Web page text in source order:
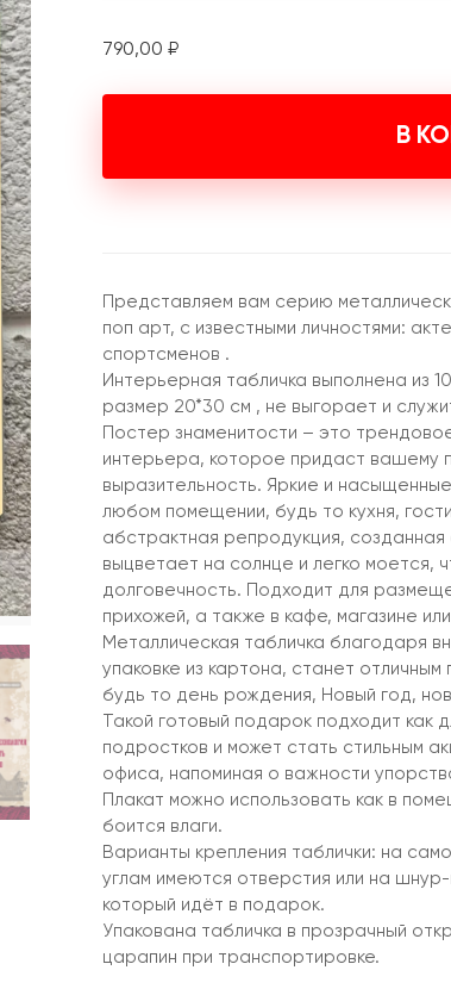
790,00 ₽
В
Представляем вам серию
поп арт, с известными личностями:
спортсменов .
Интерьерная табличка выполнена из
размер 20*30 см , не выгорает и
Постер знаменитости – это
интерьера, которое придаст вашему
выразительность. Яркие и
любом помещении, будь то кухня,
абстрактная репродукция,
выцветает на солнце и легко моется,
долговечность. Подходит для
прихожей, а также в кафе, магазине
Металлическая табличка благодаря
упаковке из картона, станет
будь то день рождения, Новый год,
Такой готовый подарок подходит как
подростков и может стать стильным
офиса, напоминая о важности
Плакат можно использовать как в
боится влаги.
Варианты крепления таблички: на
углам имеются отверстия или на
который идёт в подарок.
Упакована табличка в прозрачный
царапин при транспортировке.